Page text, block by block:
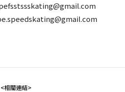
<相關連結>